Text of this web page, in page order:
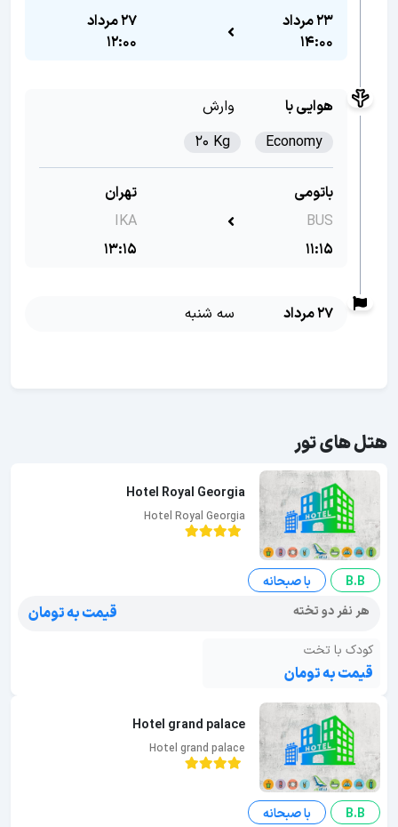
23 مرداد
14:00
27 مرداد
12:00
هوایی با
وارش
Economy
20 Kg
باتومی
BUS
11:15
تهران
IKA
13:15
27 مرداد سه شنبه
هتل های تور
Hotel Royal Georgia
Hotel Royal Georgia
B.B
با صبحانه
هر نفر دو تخته
قیمت به تومان
کودک با تخت
قیمت به تومان
Hotel grand palace
Hotel grand palace
B.B
با صبحانه